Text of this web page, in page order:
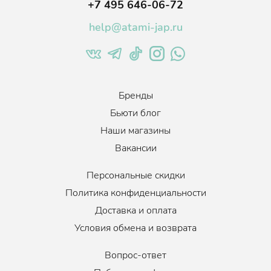
снижают выделение кожного жира, поддерживают чистоту
Лимонной кислота - даёт приятный освежающий эффект.
Шампунь прошел международную экологическую
+7 495 646-06-72
help@atami-jap.ru
Бренды
Бьюти блог
Наши магазины
Вакансии
Персональные скидки
Политика конфиденциальности
Доставка и оплата
Условия обмена и возврата
Вопрос-ответ